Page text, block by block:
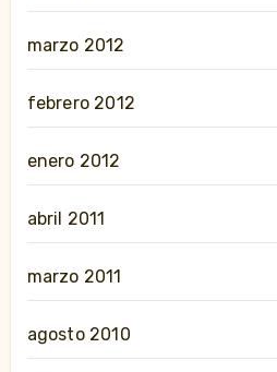
marzo 2012
febrero 2012
enero 2012
abril 2011
marzo 2011
agosto 2010